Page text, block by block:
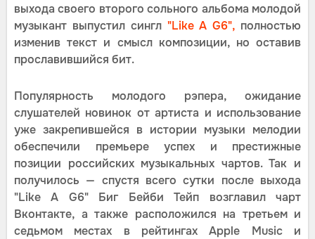
выхода своего второго сольного альбома молодой
музыкант выпустил сингл"Like A G6", полностью
изменив текст и смысл композиции, но оставив
прославившийся бит.
Популярность молодого рэпера, ожидание
слушателей новинок от артиста и использование
уже закрепившейся в истории музыки мелодии
обеспечили премьере успех и престижные
позиции российских музыкальных чартов. Так и
получилось — спустя всего сутки после выхода
"Like A G6" Биг Бейби Тейп возглавил чарт
Вконтакте, а также расположился на третьем и
седьмом местах в рейтингах Apple Music и